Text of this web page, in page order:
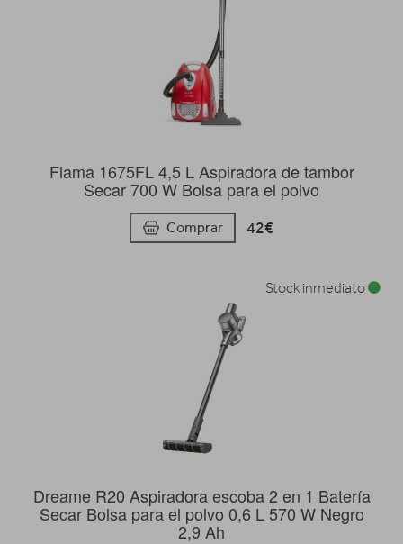
Flama 1675FL 4,5 L Aspiradora de tambor
Secar 700 W Bolsa para el polvo
Comprar 42€
Dreame R20 Aspiradora escoba 2 en 1 Batería
Secar Bolsa para el polvo 0,6 L 570 W Negro
2,9 Ah
Stock inmediato